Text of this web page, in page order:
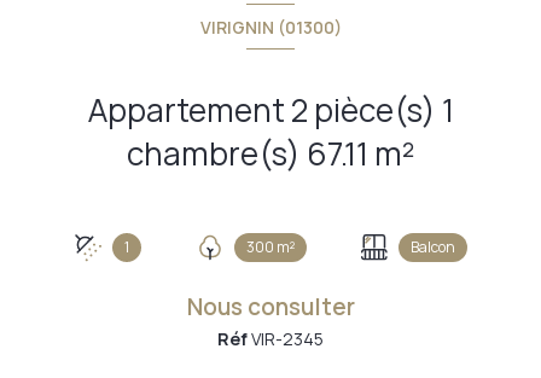
VIRIGNIN (01300)
Appartement 2 pièce(s) 1
chambre(s) 67.11 m²
1 300 m² Balcon
Nous consulter
RéfVIR-2345